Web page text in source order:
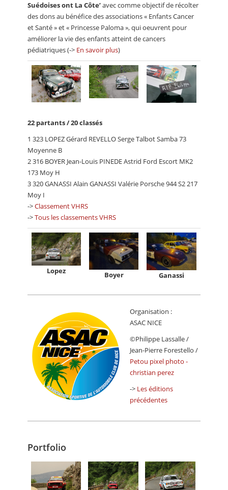
Suédoises ont La Côte’avec comme objectif de récolter
des dons au bénéfice des associations « Enfants Cancer
et Santé » et « Princesse Paloma », qui oeuvrent pour
améliorer la vie des enfants atteint de cancers
pédiatriques (-> En savoir plus)
22 partants / 20 classés
1 323 LOPEZ Gérard REVELLO Serge Talbot Samba 73
Moyenne B
2 316 BOYER Jean-Louis PINEDE Astrid Ford Escort MK2
173 Moy H
3 320 GANASSI Alain GANASSI Valérie Porsche 944 S2 217
Moy I
->Classement VHRS
->Tous les classements VHRS
Lopez Boyer Ganassi
Organisation :
ASAC NICE
©Philippe Lassalle /
Jean-Pierre Forestello /
Petou pixel photo -
christian perez
-> Les éditions
précédentes
Portfolio